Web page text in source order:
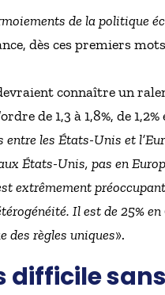
de la politique
dès ces premiers
connaître un
de 1,3 à 1,8%, de
les États-Unis et
États-Unis, pas en
extrêmement préoccupant
Il est de 25%
des règles uniques».
difficile sans